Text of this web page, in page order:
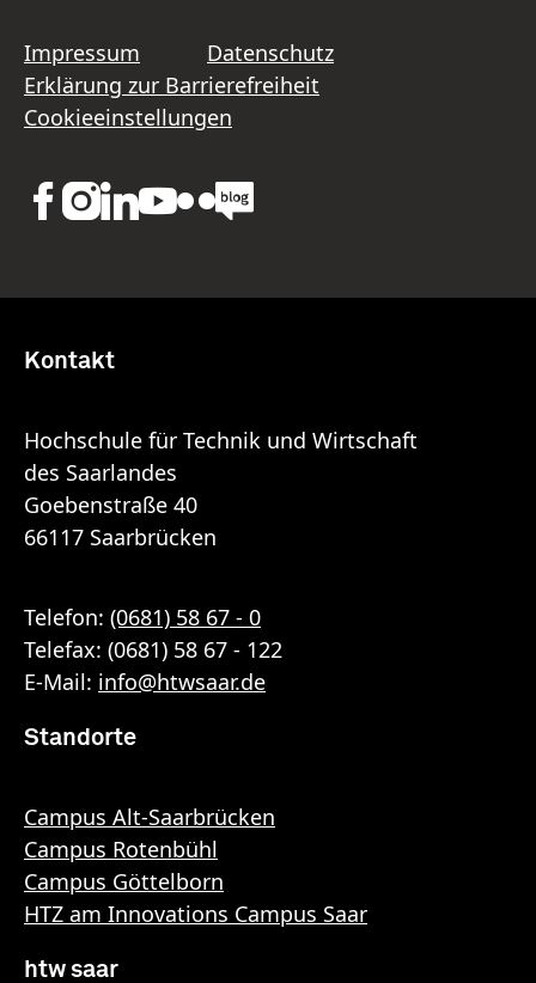
Impressum
Datenschutz
Erklärung zur Barrierefreiheit
Cookieeinstellungen
Kontakt
Hochschule für Technik und Wirtschaft
des Saarlandes
Goebenstraße 40
66117 Saarbrücken
Telefon: (0681) 58 67 - 0
Telefax: (0681) 58 67 - 122
E-Mail: info@htwsaar.de
Standorte
Campus Alt-Saarbrücken
Campus Rotenbühl
Campus Göttelborn
HTZ am Innovations Campus Saar
htw saar